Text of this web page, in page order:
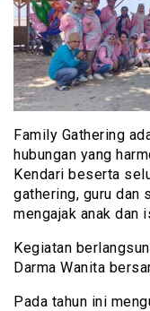
Family Gathering
hubungan yang
Kendari beserta
gathering, guru dan
mengajak anak dan
Kegiatan
Darma Wanita
Pada tahun ini